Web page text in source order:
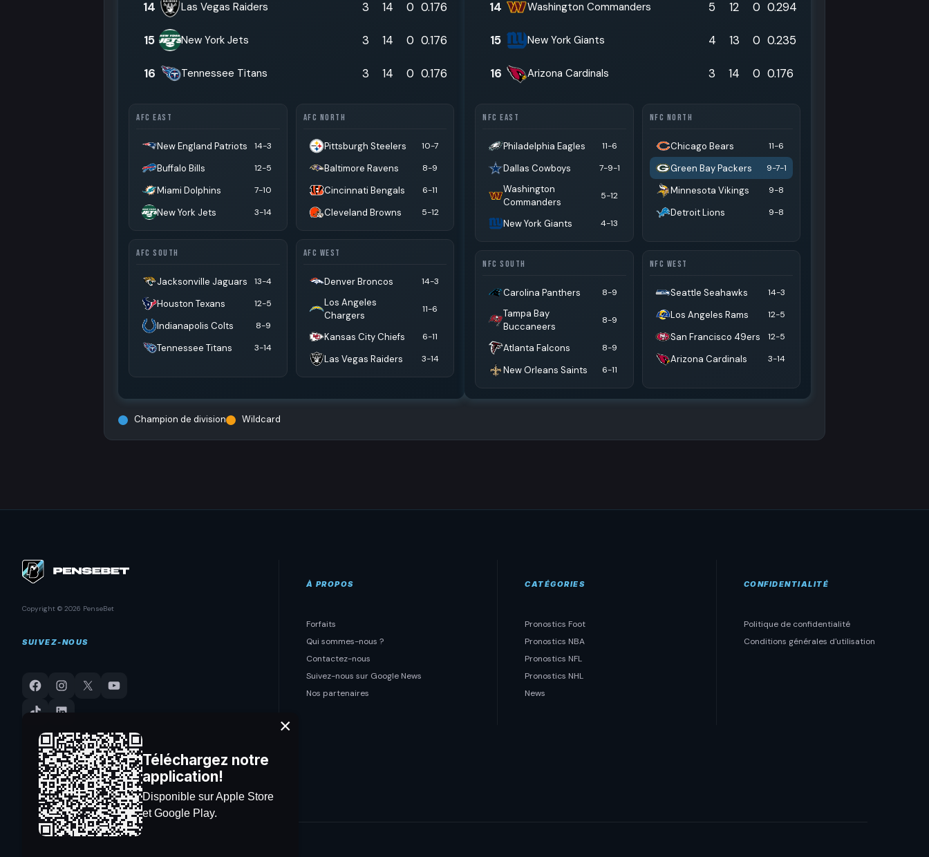
14 Las Vegas Raiders 3 14 0 0.176
15 New York Jets 3 14 0 0.176
16 Tennessee Titans 3 14 0 0.176
AFC EAST
New England Patriots 14-3
Buffalo Bills 12-5
Miami Dolphins 7-10
New York Jets 3-14
AFC NORTH
Pittsburgh Steelers 10-7
Baltimore Ravens 8-9
Cincinnati Bengals 6-11
Cleveland Browns 5-12
AFC SOUTH
Jacksonville Jaguars 13-4
Houston Texans 12-5
Indianapolis Colts 8-9
Tennessee Titans 3-14
AFC WEST
Denver Broncos 14-3
Los Angeles
Chargers
11-6
Kansas City Chiefs 6-11
Las Vegas Raiders 3-14
14 Washington Commanders 5 12 0 0.294
15 New York Giants 4 13 0 0.235
16 Arizona Cardinals 3 14 0 0.176
NFC EAST
Philadelphia Eagles 11-6
Dallas Cowboys 7-9-1
Washington
Commanders
5-12
New York Giants 4-13
NFC NORTH
Chicago Bears 11-6
Green Bay Packers 9-7-1
Minnesota Vikings 9-8
Detroit Lions 9-8
NFC SOUTH
Carolina Panthers 8-9
Tampa Bay
Buccaneers
8-9
Atlanta Falcons 8-9
New Orleans Saints 6-11
NFC WEST
Seattle Seahawks 14-3
Los Angeles Rams 12-5
San Francisco 49ers 12-5
Arizona Cardinals 3-14
Champion de division Wildcard
Copyright © 2026 PenseBet
SUIVEZ-NOUS
À PROPOS
Forfaits
Qui sommes-nous ?
Contactez-nous
Suivez-nous sur Google News
Nos partenaires
CATÉGORIES
Pronostics Foot
Pronostics NBA
Pronostics NFL
Pronostics NHL
News
CONFIDENTIALITÉ
Politique de confidentialité
Conditions générales d'utilisation
Téléchargez notre
application!
Disponible sur Apple Store
et Google Play.
×